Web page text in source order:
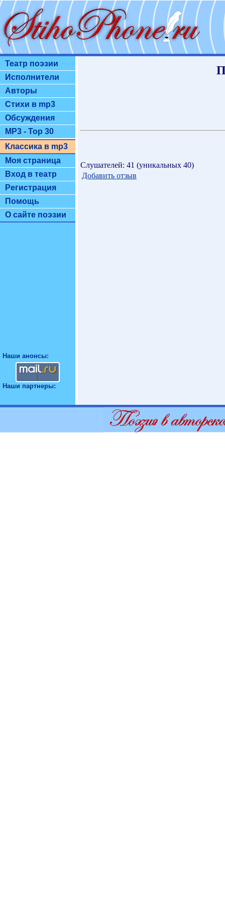
Театр поэзии
Исполнители
Авторы
Стихи в mp3
Обсуждения
MP3 - Top 30
Классика в mp3
Моя страница
Вход в театр
Регистрация
Помощь
О сайте поэзии
Наши анонсы:
Наши партнеры:
Слушателей: 41 (уникальных 40)
Добавить отзыв